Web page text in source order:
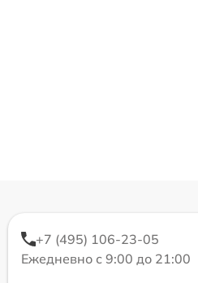
+7 (495) 106-23-05
Ежедневно с 9:00 до 21:00